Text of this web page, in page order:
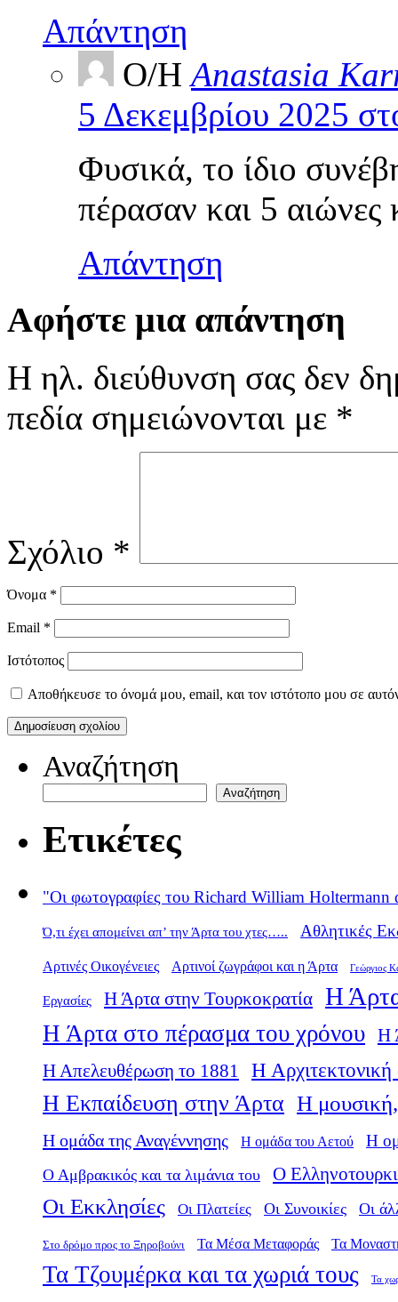
Απάντηση
Ο/ΗAnastasia
5 Δεκεμβρίου 2025
Φυσικά, το ίδιο
πέρασαν και 5 αιώνες
Απάντηση
Αφήστε μια απάντηση
Η ηλ. διεύθυνση σας δεν
πεδία σημειώνονται με *
Σχόλιο *
Όνομα *
Email *
Ιστότοπος
Αποθήκευσε το όνομά μου, email, και τον ιστότοπο μου σε
Αναζήτηση
Αναζήτηση
Ετικέτες
"Οι φωτογραφίες του Richard William Holtermann
Ό,τι έχει απομείνει απ’ την Άρτα του χτες….. Αθλητικές
Αρτινές Οικογένειες Αρτινοί ζωγράφοι και η Άρτα Γεώργιος
Εργασίες Η Άρτα στην Τουρκοκρατία Η
Η Άρτα στο πέρασμα του χρόνου Η
Η Απελευθέρωση το 1881
Η
Η Εκπαίδευση στην Άρτα Η μουσική,
Η ομάδα της Αναγέννησης Η ομάδα του Αετού Η
Ο Αμβρακικός και τα λιμάνια του Ο
Οι Εκκλησίες Οι Πλατείες Οι Συνοικίες Οι
Στο δρόμο προς το Ξηροβούνι Τα Μέσα Μεταφοράς Τα
Τα Τζουμέρκα και τα χωριά τους Τα